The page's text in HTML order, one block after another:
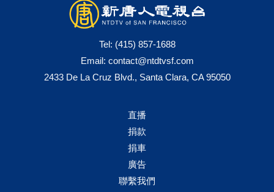
Tel: (415) 857-1688
Email: contact@ntdtvsf.com
2433 De La Cruz Blvd., Santa Clara, CA 95050
直播
捐款
捐車
廣告
聯繫我們